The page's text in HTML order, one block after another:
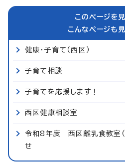
このページを
こんなページも
健康・子育て（西区）
子育て相談
子育てを応援します！
西区健康相談室
令和8年度 西区離乳食教室（
せ